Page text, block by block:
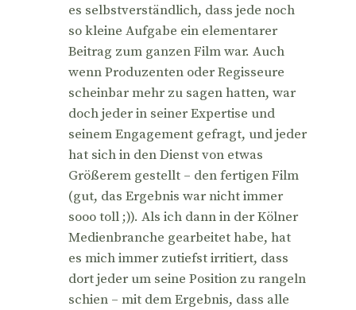
es selbstverständlich, dass jede noch
so kleine Aufgabe ein elementarer
Beitrag zum ganzen Film war. Auch
wenn Produzenten oder Regisseure
scheinbar mehr zu sagen hatten, war
doch jeder in seiner Expertise und
seinem Engagement gefragt, und jeder
hat sich in den Dienst von etwas
Größerem gestellt – den fertigen Film
(gut, das Ergebnis war nicht immer
sooo toll ;)). Als ich dann in der Kölner
Medienbranche gearbeitet habe, hat
es mich immer zutiefst irritiert, dass
dort jeder um seine Position zu rangeln
schien – mit dem Ergebnis, dass alle